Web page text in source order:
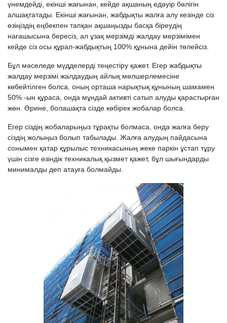
үнемдейді, екінші жағынан, кейде ақшаның едәуір бөлігін
алшақтатады. Екінші жағынан, жабдықты жалға алу кезінде сіз
өзіңіздің еңбекпен тапқан ақшаңызды басқа біреудің
нағашысына бересіз, ал ұзақ мерзімді жалдау мерзімімен
кейде сіз осы құрал-жабдықтың 100% құнына дейін төлейсіз.
Бұл мәселеде мүдделерді теңестіру қажет. Егер жабдықты
жалдау мерзімі жалдаудың айлық мөлшерлемесіне
көбейтілген болса, оның орташа нарықтық құнының шамамен
50% -ын құраса, онда мұндай активті сатып алуды қарастырған
жөн. Әрине, болашақта сізде көбірек жобалар болса.
Егер сіздің жобаларыңыз тұрақты болмаса, онда жалға беру
сіздің жолыңыз болып табылады. Жалға алудың пайдасына
сонымен қатар құрылыс техникасының жеке паркін ұстап тұру
үшін сізге өзіндік техникалық қызмет қажет, бұл шығындарды
минималды деп атауға болмайды.